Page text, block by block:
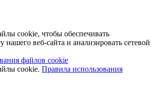
cookie, чтобы обеспечивать
нашего веб-сайта и анализировать сетевой
файлов cookie
cookie. Правила использования